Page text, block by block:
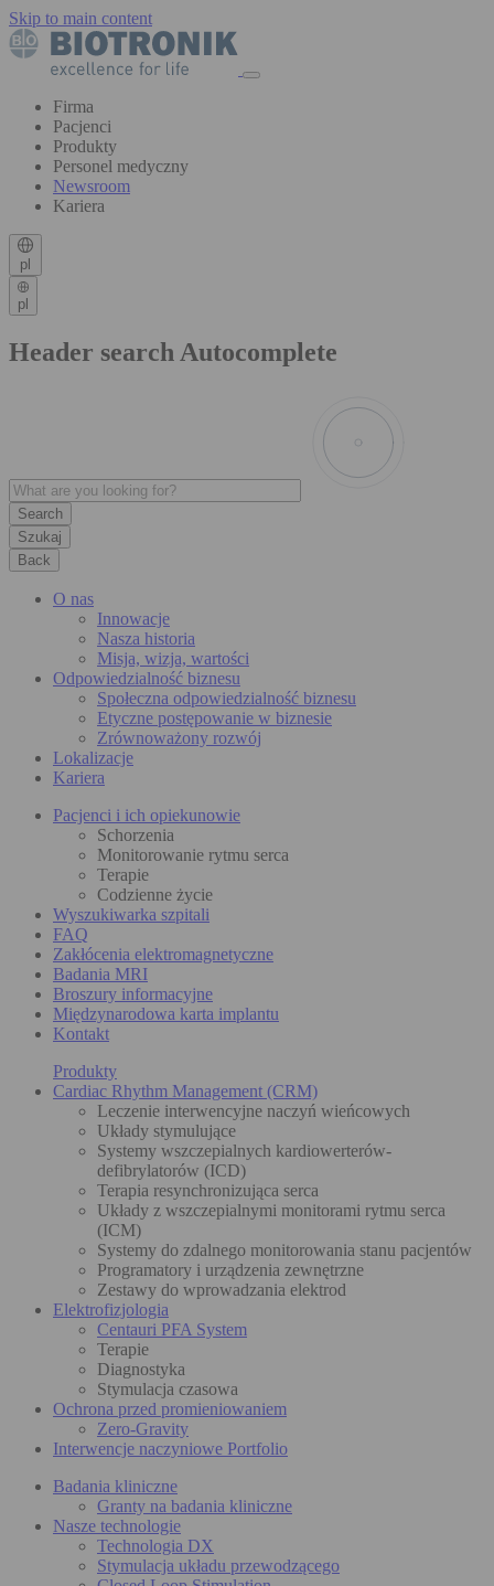
Skip to main content
Firma
Pacjenci
Produkty
Personel medyczny
Newsroom
Kariera
pl
pl
Header search Autocomplete
Szukaj
Back
O nas
Innowacje
Nasza historia
Misja, wizja, wartości
Odpowiedzialność biznesu
Społeczna odpowiedzialność biznesu
Etyczne postępowanie w biznesie
Zrównoważony rozwój
Lokalizacje
Kariera
Pacjenci i ich opiekunowie
Schorzenia
Monitorowanie rytmu serca
Terapie
Codzienne życie
Wyszukiwarka szpitali
FAQ
Zakłócenia elektromagnetyczne
Badania MRI
Broszury informacyjne
Międzynarodowa karta implantu
Kontakt
Produkty
Cardiac Rhythm Management (CRM)
Leczenie interwencyjne naczyń wieńcowych
Układy stymulujące
Systemy wszczepialnych kardiowerterów-
defibrylatorów (ICD)
Terapia resynchronizująca serca
Układy z wszczepialnymi monitorami rytmu serca
(ICM)
Systemy do zdalnego monitorowania stanu pacjentów
Programatory i urządzenia zewnętrzne
Zestawy do wprowadzania elektrod
Elektrofizjologia
Centauri PFA System
Terapie
Diagnostyka
Stymulacja czasowa
Ochrona przed promieniowaniem
Zero-Gravity
Interwencje naczyniowe Portfolio
Badania kliniczne
Granty na badania kliniczne
Nasze technologie
Technologia DX
Stymulacja układu przewodzącego